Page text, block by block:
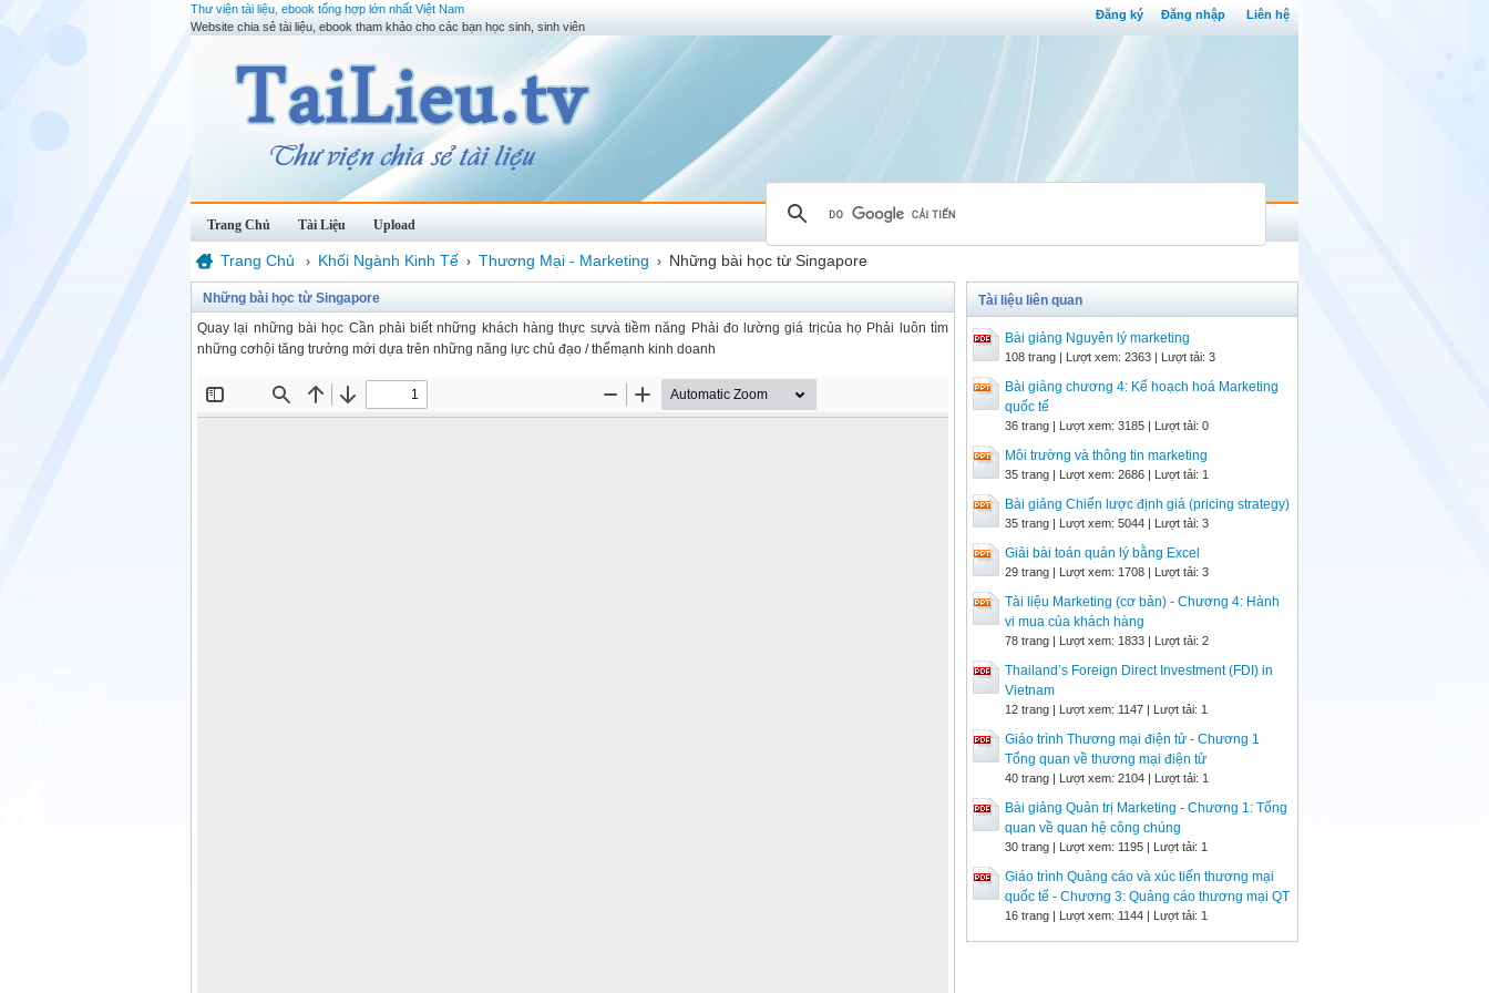
Đăng ký Đăng nhập Liên hệ
Thư viện tài liệu, ebook tổng hợp lớn nhất Việt Nam
Website chia sẻ tài liệu, ebook tham khảo cho các bạn học sinh, sinh viên
Trang Chủ Tài Liệu Upload
Trang Chủ › Khối Ngành Kinh Tế › Thương Mại - Marketing › Những bài học từ Singapore
Những bài học từ Singapore
Quay lại những bài học Cần phải biết những khách hàng thực sựvà tiềm năng Phải đo lường giá trịcủa họ Phải luôn tìm
những cơhội tăng trưởng mới dựa trên những năng lực chủ đạo / thếmạnh kinh doanh
Tài liệu liên quan
Bài giảng Nguyên lý marketing
108 trang | Lượt xem: 2363 | Lượt tải: 3
Bài giảng chương 4: Kế hoạch hoá Marketing
quốc tế
36 trang | Lượt xem: 3185 | Lượt tải: 0
Môi trường và thông tin marketing
35 trang | Lượt xem: 2686 | Lượt tải: 1
Bài giảng Chiến lược định giá (pricing strategy)
35 trang | Lượt xem: 5044 | Lượt tải: 3
Giải bài toán quản lý bằng Excel
29 trang | Lượt xem: 1708 | Lượt tải: 3
Tài liệu Marketing (cơ bản) - Chương 4: Hành
vi mua của khách hàng
78 trang | Lượt xem: 1833 | Lượt tải: 2
Thailand’s Foreign Direct Investment (FDI) in
Vietnam
12 trang | Lượt xem: 1147 | Lượt tải: 1
Giáo trình Thương mại điện tử - Chương 1
Tổng quan về thương mại điện tử
40 trang | Lượt xem: 2104 | Lượt tải: 1
Bài giảng Quản trị Marketing - Chương 1: Tổng
quan về quan hệ công chúng
30 trang | Lượt xem: 1195 | Lượt tải: 1
Giáo trình Quảng cáo và xúc tiến thương mại
quốc tế - Chương 3: Quảng cáo thương mại QT
16 trang | Lượt xem: 1144 | Lượt tải: 1